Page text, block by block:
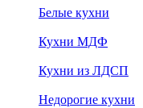
Белые кухни
Кухни МДФ
Кухни из ЛДСП
Недорогие кухни